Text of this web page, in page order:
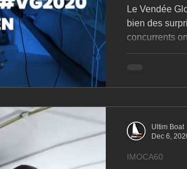
Le Vendée
bien des
concurrents
IMOCA60
Ultim Boat
Dec 6,